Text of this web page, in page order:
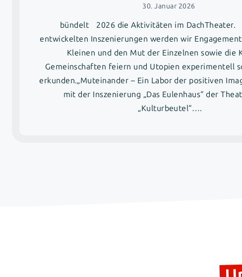
30. Januar 2026
bündelt 2026 die Aktivitäten im
entwickelten Inszenierungen werden wir
Kleinen und den Mut der Einzelnen sowie die
Gemeinschaften feiern und Utopien experimentell
erkunden.„Muteinander – Ein Labor der positiven
mit der Inszenierung „Das Eulenhaus“ der
„Kulturbeutel“….